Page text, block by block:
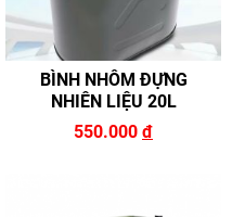
BÌNH NHÔM ĐỰNG
NHIÊN LIỆU 20L
550.000 đ